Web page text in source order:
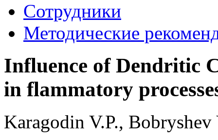
Сотрудники
Методические
Influence of Dendritic
in flammatory
Karagodin V.P.,